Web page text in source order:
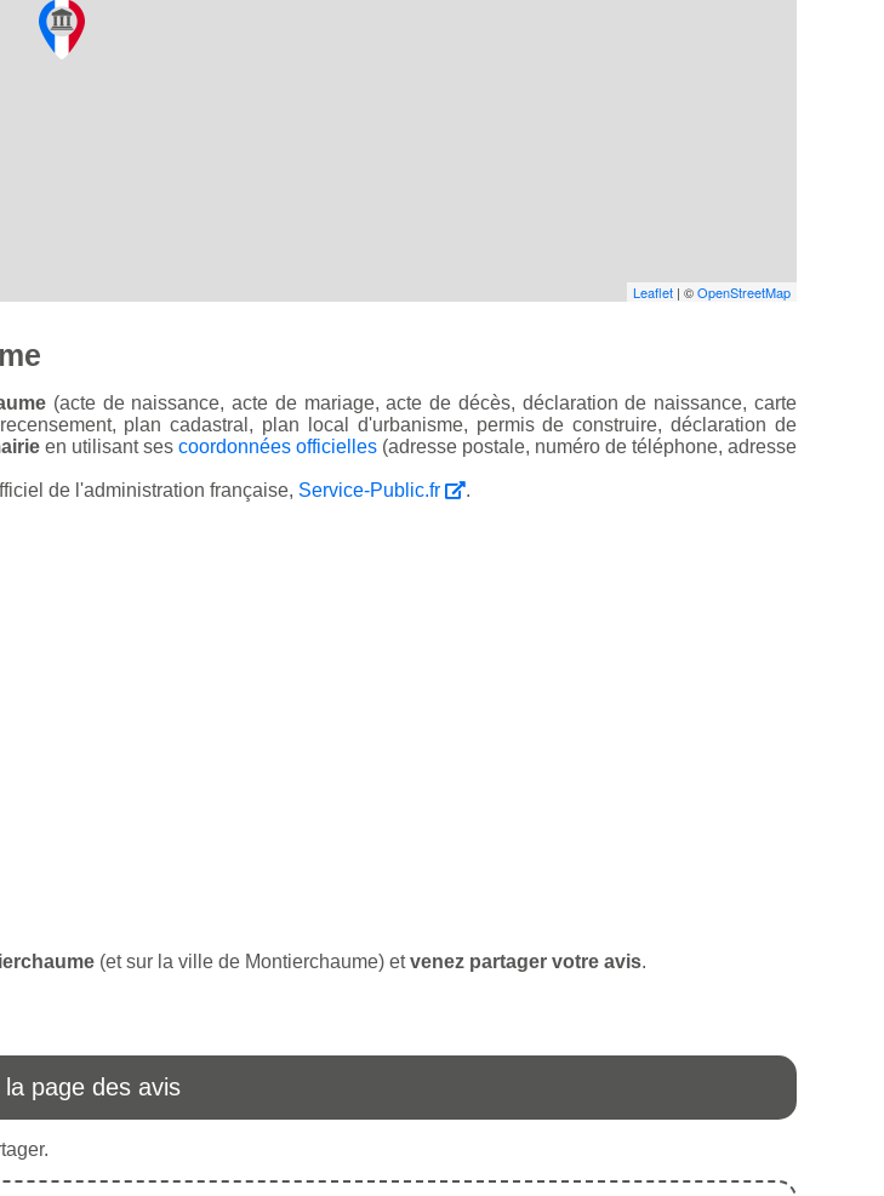
Leaflet | ©OpenStreetMap
(acte de naissance, acte de mariage, acte de décès, déclaration de naissance, carte
plan cadastral, plan local d'urbanisme, permis de construire, déclaration de
en utilisant ses coordonnées officielles (adresse postale, numéro de téléphone, adresse
de l'administration française, Service-Public.fr .
(et sur la ville de Montierchaume) etvenez partager votre avis.
la page des avis